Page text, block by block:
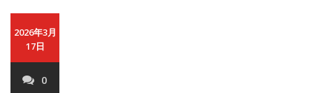
2026年3月
17日
0